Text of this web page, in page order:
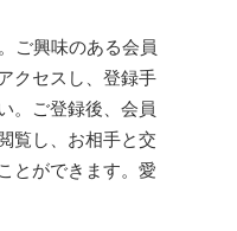
ご興味のある会員
クセスし、登録手
。ご登録後、会員
覧し、お相手と交
とができます。愛